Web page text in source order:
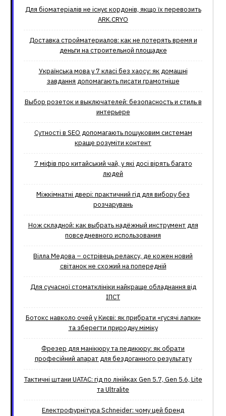
Для біоматеріалів не існує кордонів, якщо їх перевозить
ARK.CRYO
Доставка стройматериалов: как не потерять время и
деньги на строительной площадке
Українська мова у 7 класі без хаосу: як домашні
завдання допомагають писати грамотніше
Выбор розеток и выключателей: безопасность и стиль в
интерьере
Сутності в SEO допомагають пошуковим системам
краще розуміти контент
7 міфів про китайський чай, у які досі вірять багато
людей
Міжкімнатні двері: практичний гід для вибору без
розчарувань
Нож складной: как выбрать надёжный инструмент для
повседневного использования
Вілла Медова – острівець релаксу, де кожен новий
світанок не схожий на попередній
Для сучасної стоматклініки найкраще обладнання від
ІПСТ
Ботокс навколо очей у Києві: як прибрати «гусячі лапки»
та зберегти природну міміку
Фрезер для манікюру та педикюру: як обрати
професійний апарат для бездоганного результату
Тактичні штани UATAC: гід по лінійках Gen 5.7, Gen 5.6, Lite
та Ultralite
Електрофурнітура Schneider: чому цей бренд